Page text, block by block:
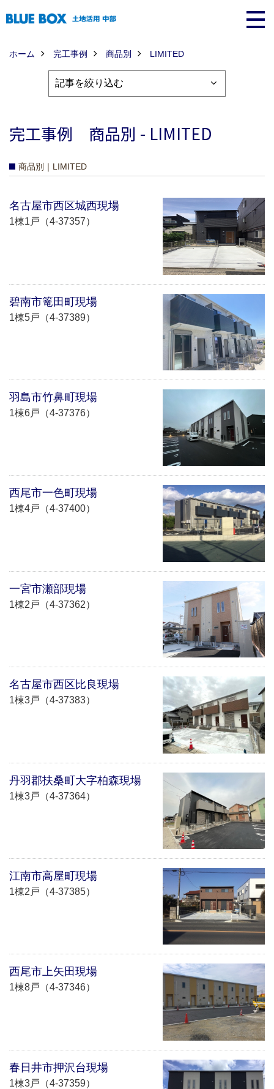
ホーム 完工事例 商品別 LIMITED
完工事例 商品別 - LIMITED
商品別｜LIMITED
名古屋市西区城西現場
1棟1戸（4-37357）
碧南市篭田町現場
1棟5戸（4-37389）
羽島市竹鼻町現場
1棟6戸（4-37376）
西尾市一色町現場
1棟4戸（4-37400）
一宮市瀬部現場
1棟2戸（4-37362）
名古屋市西区比良現場
1棟3戸（4-37383）
丹羽郡扶桑町大字柏森現場
1棟3戸（4-37364）
江南市高屋町現場
1棟2戸（4-37385）
西尾市上矢田現場
1棟8戸（4-37346）
春日井市押沢台現場
1棟3戸（4-37359）